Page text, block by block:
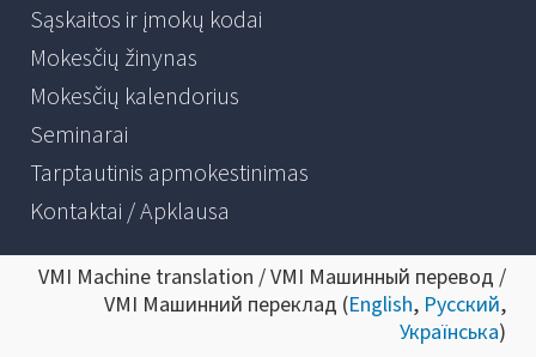
Sąskaitos ir įmokų kodai
Mokesčių žinynas
Mokesčių kalendorius
Seminarai
Tarptautinis apmokestinimas
Kontaktai / Apklausa
VMI Machine translation / VMI Машинный перевод /
VMI Машинний переклад (English, Русский,
Українська)